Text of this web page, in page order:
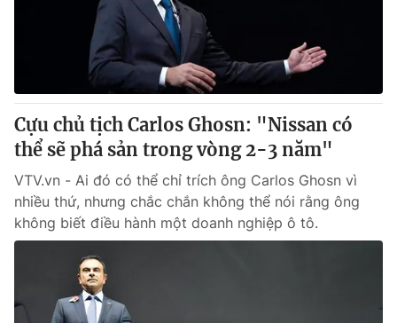
Cựu chủ tịch Carlos Ghosn: "Nissan có
thể sẽ phá sản trong vòng 2-3 năm"
VTV.vn - Ai đó có thể chỉ trích ông Carlos Ghosn vì
nhiều thứ, nhưng chắc chắn không thể nói rằng ông
không biết điều hành một doanh nghiệp ô tô.